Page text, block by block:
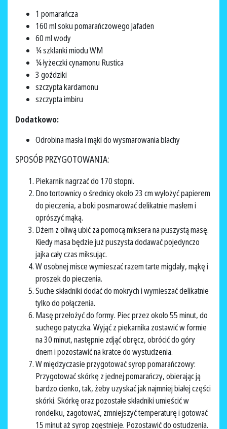
1 pomarańcza
160 ml soku pomarańczowego Jafaden
60 ml wody
¼ szklanki miodu WM
¼ łyżeczki cynamonu Rustica
3 goździki
szczypta kardamonu
szczypta imbiru
Dodatkowo:
Odrobina masła i mąki do wysmarowania blachy
SPOSÓB PRZYGOTOWANIA:
Piekarnik nagrzać do 170 stopni.
Dno tortownicy o średnicy około 23 cm wyłożyć papierem
do pieczenia, a boki posmarować delikatnie masłem i
oprószyć mąką.
Dżem z oliwą ubić za pomocą miksera na puszystą masę.
Kiedy masa będzie już puszysta dodawać pojedynczo
jajka cały czas miksując.
W osobnej misce wymieszać razem tarte migdały, mąkę i
proszek do pieczenia.
Suche składniki dodać do mokrych i wymieszać delikatnie
tylko do połączenia.
Masę przełożyć do formy. Piec przez około 55 minut, do
suchego patyczka. Wyjąć z piekarnika zostawić w formie
na 30 minut, następnie zdjąć obręcz, obrócić do góry
dnem i pozostawić na kratce do wystudzenia.
W międzyczasie przygotować syrop pomarańczowy:
Przygotować skórkę z jednej pomarańczy, obierając ją
bardzo cienko, tak, żeby uzyskać jak najmniej białej części
skórki. Skórkę oraz pozostałe składniki umieścić w
rondelku, zagotować, zmniejszyć temperaturę i gotować
15 minut aż syrop zgęstnieje. Pozostawić do ostudzenia.